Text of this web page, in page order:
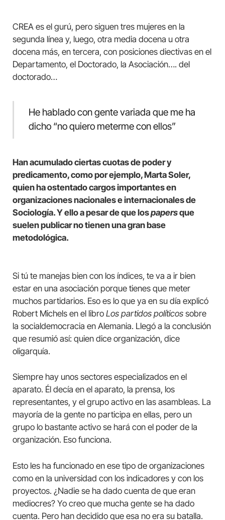
CREA es el gurú, pero siguen tres mujeres en la
segunda línea y, luego, otra media docena u otra
docena más, en tercera, con posiciones diectivas en el
Departamento, el Doctorado, la Asociación…. del
doctorado…
He hablado con gente variada que me ha
dicho “no quiero meterme con ellos”
Han acumulado ciertas cuotas de poder y
predicamento, como por ejemplo, Marta Soler,
quien ha ostentado cargos importantes en
organizaciones nacionales e internacionales de
Sociología. Y ello a pesar de que lospapersque
suelen publicar no tienen una gran base
metodológica.
Si tú te manejas bien con los índices, te va a ir bien
estar en una asociación porque tienes que meter
muchos partidarios. Eso es lo que ya en su día explicó
Robert Michels en el libro Los partidos políticos sobre
la socialdemocracia en Alemania. Llegó a la conclusión
que resumió así: quien dice organización, dice
oligarquía.
Siempre hay unos sectores especializados en el
aparato. Él decía en el aparato, la prensa, los
representantes, y el grupo activo en las asambleas. La
mayoría de la gente no participa en ellas, pero un
grupo lo bastante activo se hará con el poder de la
organización. Eso funciona.
Esto les ha funcionado en ese tipo de organizaciones
como en la universidad con los indicadores y con los
proyectos. ¿Nadie se ha dado cuenta de que eran
mediocres? Yo creo que mucha gente se ha dado
cuenta. Pero han decidido que esa no era su batalla.